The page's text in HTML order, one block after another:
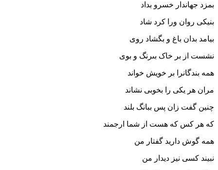
بمزد جهاندار خسرو بداد
بنیکى روان ورا کرد شاد
بیامد بدان باغ و بگشاد روى
نشست از بر خاک بى‏رنگ و بوى‏
همه بندگانرا بر خویش خواند
مران هر یکى را بخوبى نشاند
چنین گفت زان پس ببانگ بلند
که هر کس که هست از شما ارجمند
همه گوش دارید گفتار من
نبیند کسى نیز دیدار من‏